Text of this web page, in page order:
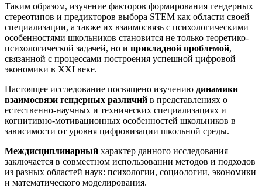
Таким образом, изучение факторов формирования гендерных
стереотипов и предикторов выбора STEM как области своей
специализации, а также их взаимосвязь с психологическими
особенностями школьников становится не только теоретико-
психологической задачей, но и прикладной проблемой,
связанной с процессами построения успешной цифровой
экономики в XXI веке.
Настоящее исследование посвящено изучению динамики
взаимосвязи гендерных различий в представлениях о
естественно-научных и технических специализациях и
когнитивно-мотивационных особенностей школьников в
зависимости от уровня цифровизации школьной среды.
Междисциплинарный характер данного исследования
заключается в совместном использовании методов и подходов
из разных областей наук: психологии, социологии, экономики
и математического моделирования.